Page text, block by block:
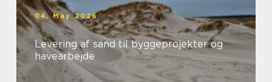
04. May 2026
Levering af sand til byggeprojekter og
havearbejde